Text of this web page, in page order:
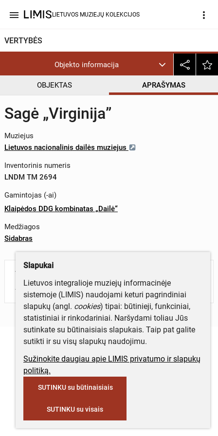
menu LIETUVOS MUZIEJŲ KOLEKCIJOS more_vert
VERTYBĖS
Objekto informacija
OBJEKTAS APRAŠYMAS
Sagė „Virginija”
Muziejus
Lietuvos nacionalinis dailės muziejus
Inventorinis numeris
LNDM TM 2694
Gamintojas (-ai)
Klaipėdos DDG kombinatas „Dailė“
Medžiagos
Sidabras
Turite daugiau informacijos apie objektą?
Parašykite mums!
Slapukai
Lietuvos integralioje muziejų informacinėje
sistemoje (LIMIS) naudojami keturi pagrindiniai
slapukų (angl. cookies) tipai: būtinieji, funkciniai,
statistiniai ir rinkodariniai. Naršydami toliau Jūs
sutinkate su būtinaisiais slapukais. Taip pat galite
sutikti ir su visų slapukų naudojimu.
Sužinokite daugiau apie LIMIS privatumo ir slapukų
politiką.
SUTINKU su būtinaisiais
SUTINKU su visais